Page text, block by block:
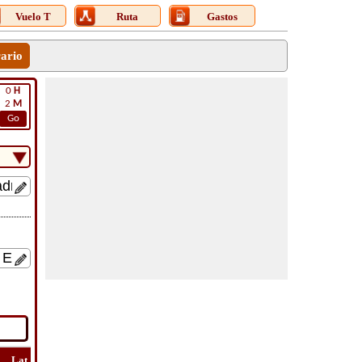
Vuelo T Ruta Gastos
0 H
2 M
Go